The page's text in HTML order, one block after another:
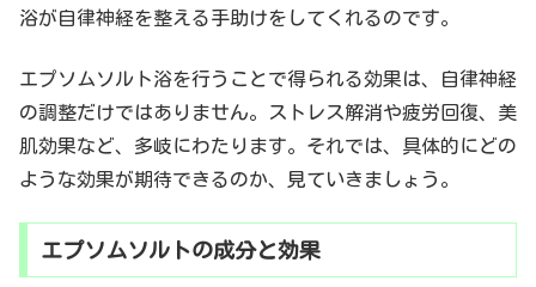
浴が自律神経を整える手助けをしてくれるのです。
エプソムソルト浴を行うことで得られる効果は、自律神経
の調整だけではありません。ストレス解消や疲労回復、美
肌効果など、多岐にわたります。それでは、具体的にどの
ような効果が期待できるのか、見ていきましょう。
エプソムソルトの成分と効果